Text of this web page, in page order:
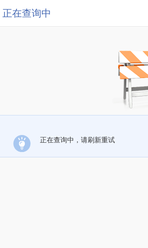
正在查询中
正在查询中，请刷新重试